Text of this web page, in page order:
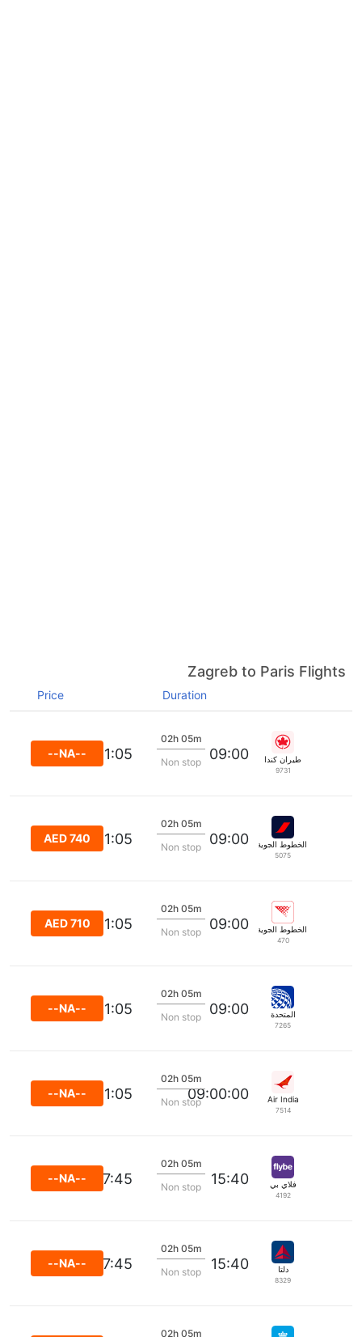
Zagreb to Paris Flights
Duration
Price
طيران كندا
9731
09:00
02h 05m
Non stop
11:05
--NA--
الخطوط الجوية الفرنسية
5075
09:00
02h 05m
Non stop
11:05
AED 740
الخطوط الجوية الكرواتية
470
09:00
02h 05m
Non stop
11:05
AED 710
المتحدة
7265
09:00
02h 05m
Non stop
11:05
--NA--
Air India
7514
09:00:00
02h 05m
Non stop
11:05
--NA--
فلاي بي
4192
15:40
02h 05m
Non stop
17:45
--NA--
دلتا
8329
15:40
02h 05m
Non stop
17:45
--NA--
02h 05m